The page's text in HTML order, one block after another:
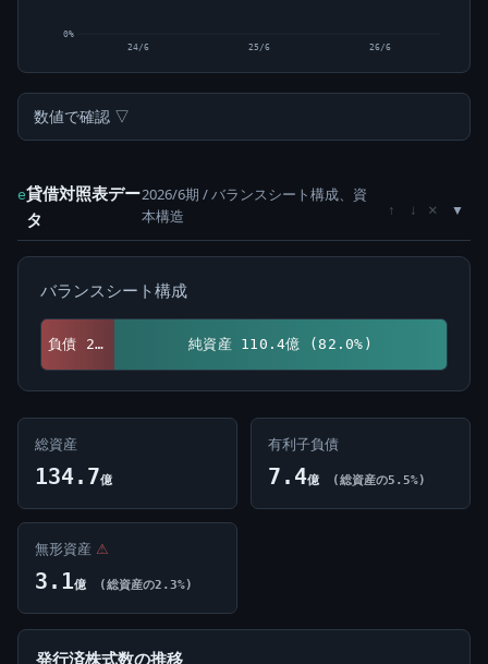
0%
24/6 25/6 26/6
数値で確認 ▽
e貸借対照表デー
タ
2026/6期 / バランスシート構成、資
本構造
↑ ↓ ×
バランスシート構成
負債 24.3億 (18.0%) 純資産 110.4億 (82.0%)
総資産
134.7億
有利子負債
7.4億 (総資産の5.5%)
無形資産 ⚠
3.1億 (総資産の2.3%)
発行済株式数の推移